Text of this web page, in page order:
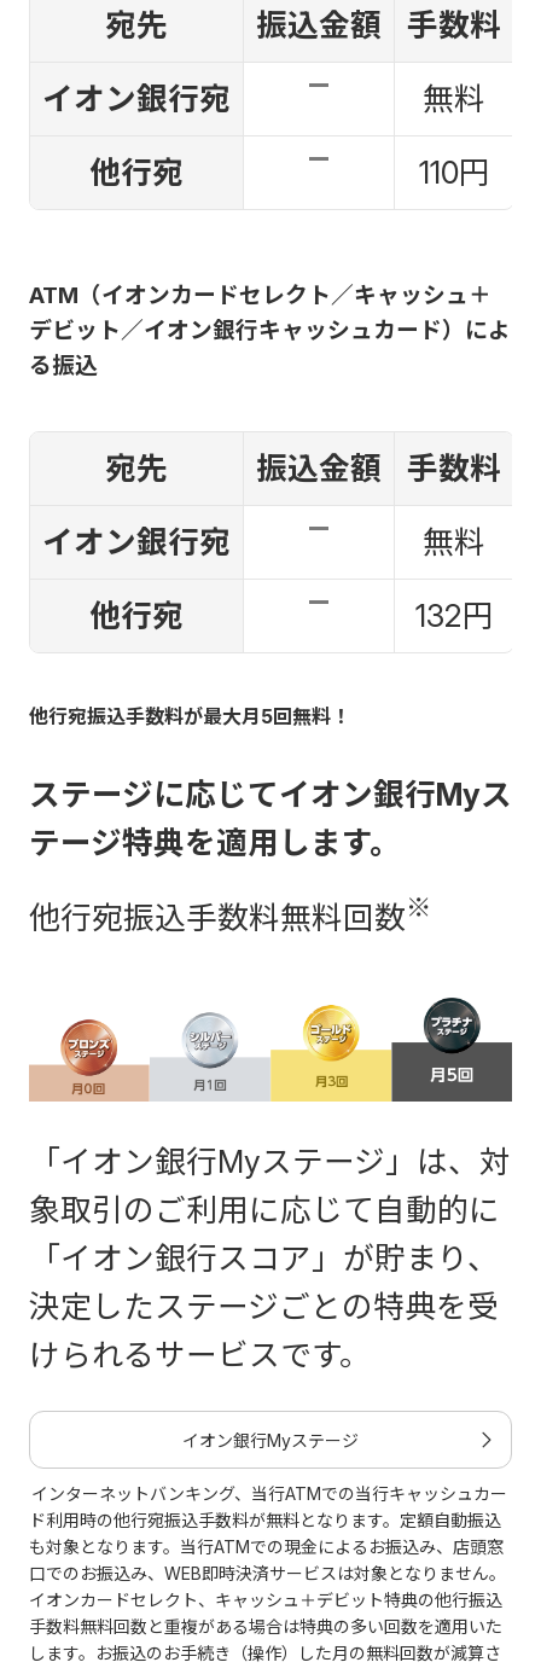
宛先 振込金額
手数料
イオン銀行宛
無料
他行宛
110円
ATM（イオンカードセレクト／キャッシュ＋
デビット／イオン銀行キャッシュカード）によ
る振込
宛先 振込金額
手数料
イオン銀行宛
無料
他行宛
132円
他行宛振込手数料が最大月5回無料！
ステージに応じてイオン銀行Myス
テージ特典を適用します。
他行宛振込手数料無料回数※
「イオン銀行Myステージ」は、対
象取引のご利用に応じて自動的に
「イオン銀行スコア」が貯まり、
決定したステージごとの特典を受
けられるサービスです。
イオン銀行Myステージ
インターネットバンキング、当行ATMでの当行キャッシュカー
ド利用時の他行宛振込手数料が無料となります。定額自動振込
も対象となります。当行ATMでの現金によるお振込み、店頭窓
口でのお振込み、WEB即時決済サービスは対象となりません。
イオンカードセレクト、キャッシュ＋デビット特典の他行振込
手数料無料回数と重複がある場合は特典の多い回数を適用いた
します。お振込のお手続き（操作）した月の無料回数が減算さ